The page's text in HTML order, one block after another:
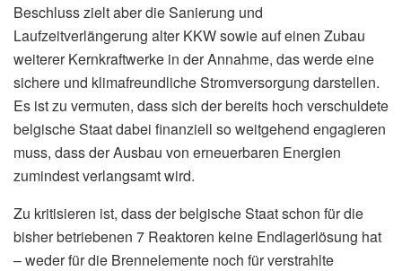
Beschluss zielt aber die Sanierung und
Laufzeitverlängerung alter KKW sowie auf einen Zubau
weiterer Kernkraftwerke in der Annahme, das werde eine
sichere und klimafreundliche Stromversorgung darstellen.
Es ist zu vermuten, dass sich der bereits hoch verschuldete
belgische Staat dabei finanziell so weitgehend engagieren
muss, dass der Ausbau von erneuerbaren Energien
zumindest verlangsamt wird.
Zu kritisieren ist, dass der belgische Staat schon für die
bisher betriebenen 7 Reaktoren keine Endlagerlösung hat
– weder für die Brennelemente noch für verstrahlte